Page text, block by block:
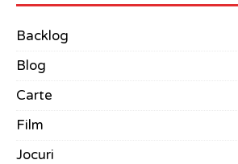
Backlog
Blog
Carte
Film
Jocuri